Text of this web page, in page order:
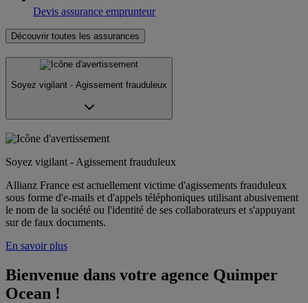
Devis assurance emprunteur
Découvrir toutes les assurances
Soyez vigilant - Agissement frauduleux
Soyez vigilant - Agissement frauduleux
Allianz France est actuellement victime d'agissements frauduleux
sous forme d'e-mails et d'appels téléphoniques utilisant abusivement
le nom de la société ou l'identité de ses collaborateurs et s'appuyant
sur de faux documents.
En savoir plus
Bienvenue dans votre agence Quimper
Ocean !